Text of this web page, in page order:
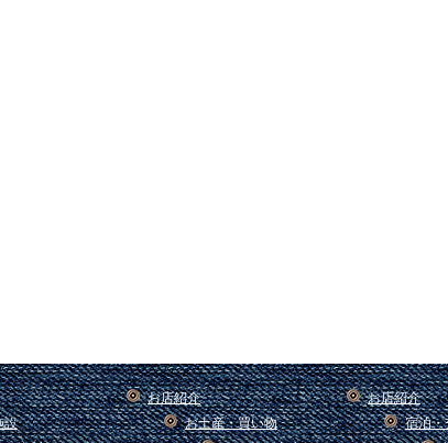
設
お店紹介
お土産・買い物
お店紹介
宿泊・